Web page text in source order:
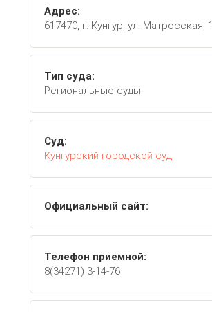
Адрес:
617470, г. Кунгур, ул. Матросская, 1
Тип суда:
Региональные суды
Суд:
Кунгурский городской суд
Официальный сайт:
Телефон приемной:
8(34271) 3-14-76